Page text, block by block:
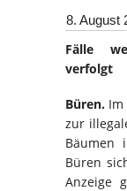
8. August
Fälle
verfolgt
Büren. Im
zur
Bäumen
Büren
Anzeige